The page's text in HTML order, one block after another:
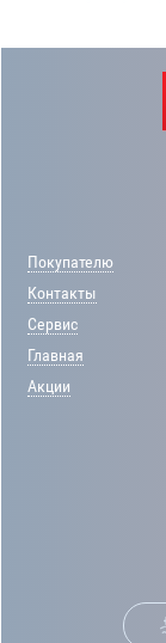
Покупателю
Контакты
Сервис
Главная
Акции